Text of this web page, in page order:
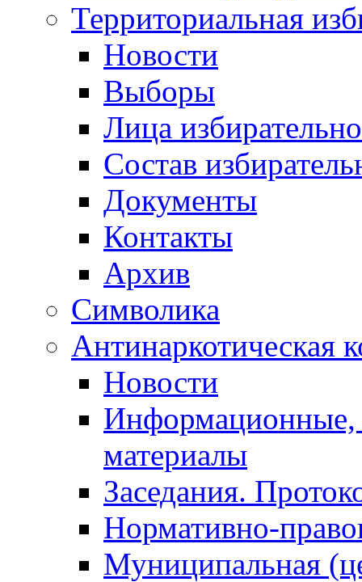
Территориальная
Новости
Выборы
Лица
Состав
Документы
Контакты
Архив
Символика
Антинаркотическая
Новости
Информационные,
материалы
Заседания.
Нормативно-
Муниципальная